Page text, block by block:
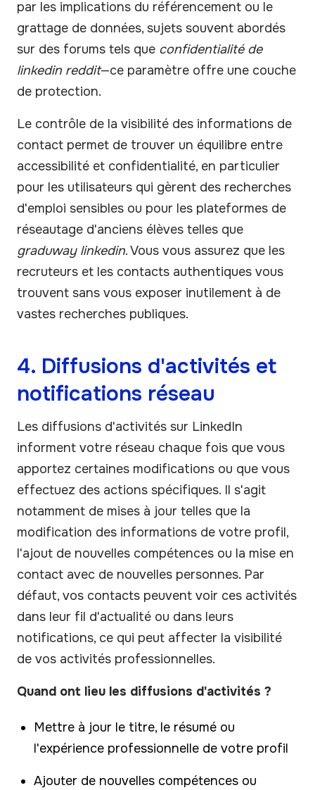
par les implications du référencement ou le
grattage de données, sujets souvent abordés
sur des forums tels que confidentialité de
linkedin reddit—ce paramètre offre une couche
de protection.
Le contrôle de la visibilité des informations de
contact permet de trouver un équilibre entre
accessibilité et confidentialité, en particulier
pour les utilisateurs qui gèrent des recherches
d'emploi sensibles ou pour les plateformes de
réseautage d'anciens élèves telles que
graduway linkedin. Vous vous assurez que les
recruteurs et les contacts authentiques vous
trouvent sans vous exposer inutilement à de
vastes recherches publiques.
4. Diffusions d'activités et
notifications réseau
Les diffusions d'activités sur LinkedIn
informent votre réseau chaque fois que vous
apportez certaines modifications ou que vous
effectuez des actions spécifiques. Il s'agit
notamment de mises à jour telles que la
modification des informations de votre profil,
l'ajout de nouvelles compétences ou la mise en
contact avec de nouvelles personnes. Par
défaut, vos contacts peuvent voir ces activités
dans leur fil d'actualité ou dans leurs
notifications, ce qui peut affecter la visibilité
de vos activités professionnelles.
Quand ont lieu les diffusions d'activités ?
Mettre à jour le titre, le résumé ou
l'expérience professionnelle de votre profil
Ajouter de nouvelles compétences ou